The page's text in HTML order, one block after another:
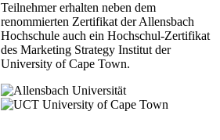
Teilnehmer erhalten neben dem
renommierten Zertifikat der Allensbach
Hochschule auch ein Hochschul-Zertifikat
des Marketing Strategy Institut der
University of Cape Town.